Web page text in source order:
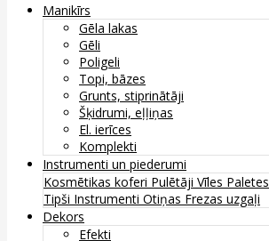
Manikīrs
Gēla lakas
Gēli
Poligeli
Topi, bāzes
Grunts, stiprinātāji
Šķidrumi, eļļiņas
El. ierīces
Komplekti
Instrumenti un piederumi
Kosmētikas koferi Pulētāji Vīles Paletes
Tipši Instrumenti Otiņas Frezas uzgaļi
Dekors
Efekti